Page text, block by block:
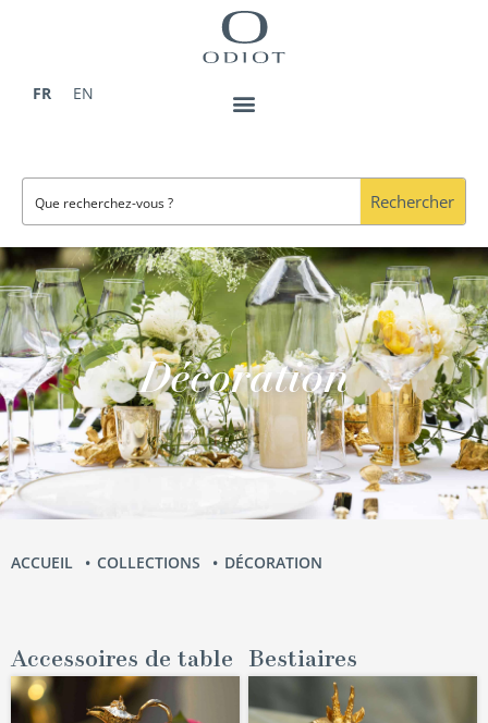
FR
EN
Rechercher
Décoration
ACCUEIL COLLECTIONS DÉCORATION
Accessoires de table Bestiaires